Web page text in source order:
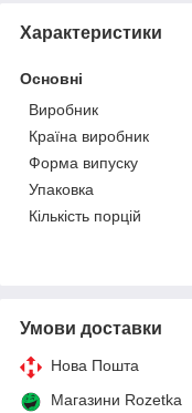
Характеристики
Основні
Виробник
Країна виробник
Форма випуску
Упаковка
Кількість порцій
Умови доставки
Нова Пошта
Магазини Rozetka